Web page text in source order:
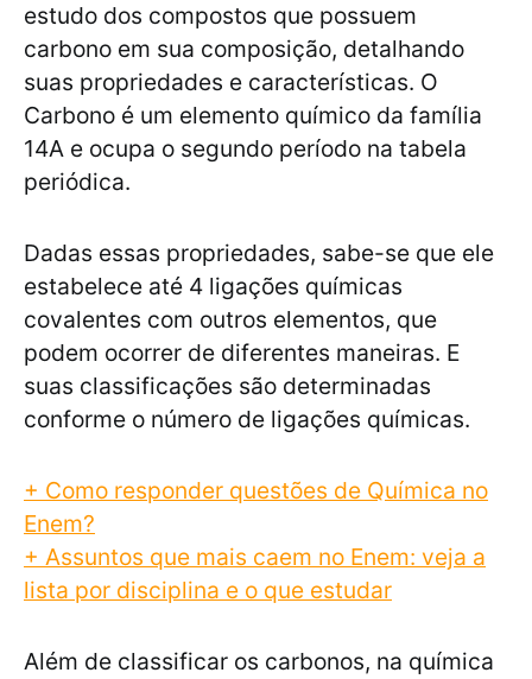
estudo dos compostos que possuem
carbono em sua composição, detalhando
suas propriedades e características. O
Carbono é um elemento químico da família
14A e ocupa o segundo período na tabela
periódica.
Dadas essas propriedades, sabe-se que ele
estabelece até 4 ligações químicas
covalentes com outros elementos, que
podem ocorrer de diferentes maneiras. E
suas classificações são determinadas
conforme o número de ligações químicas.
+ Como responder questões de Química no
Enem?
+ Assuntos que mais caem no Enem: veja a
lista por disciplina e o que estudar
Além de classificar os carbonos, na química